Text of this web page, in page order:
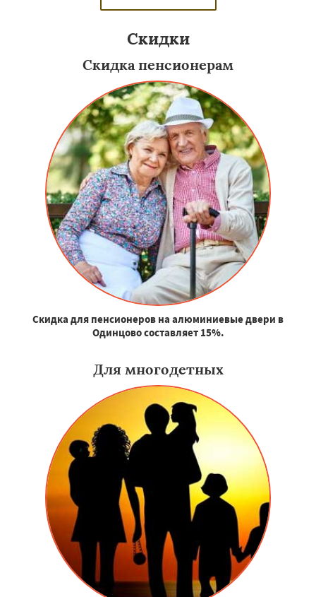
Скидки
Скидка пенсионерам
Скидка для пенсионеров на алюминиевые двери в
Одинцово составляет 15%.
Для многодетных